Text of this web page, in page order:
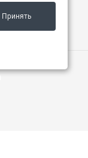
Принять